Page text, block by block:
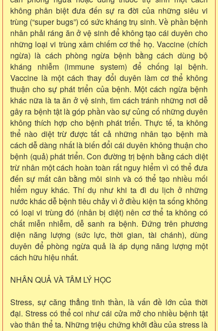
không phân biệt đưa đến sự ra đời của những siêu vi
trùng (“super bugs”) có sức kháng trụ sinh. Về phần bệnh
nhân phải ráng ăn ở vệ sinh để không tạo cái duyên cho
những loại vi trùng xâm chiếm cơ thể họ. Vaccine (chích
ngừa) là cách phòng ngừa bệnh bằng cách dùng bộ
kháng nhiễm (immune system) để chống lại bệnh.
Vaccine là một cách thay đổi duyên làm cơ thể không
thuận cho sự phát triển của bệnh. Một cách ngừa bệnh
khác nữa là ta ăn ở vệ sinh, tìm cách tránh những nơi dễ
gây ra bệnh tật là góp phần vào sự củng cố những duyên
không thích hợp cho bệnh phát triển. Thực tế, ta không
thể nào diệt trừ được tất cả những nhân tạo bệnh mà
cách dễ dàng nhất là biến đổi cái duyên không thuận cho
bệnh (quả) phát triển. Con đường trị bệnh bằng cách diệt
trừ nhân một cách hoàn toàn rất nguy hiểm vì có thể đưa
đến sự mất cân bằng môi sinh và có thể tạo nhiều mối
hiểm nguy khác. Thí dụ như khi ta đi du lịch ở những
nước khác dễ bệnh tiêu chảy vì ở điều kiện ta sống không
có loại vi trùng đó (nhân bị diệt) nên cơ thể ta không có
chất miễn nhiễm, dễ sanh ra bệnh. Đứng trên phương
diện năng lượng (sức lực, thời gian, tài chánh), dùng
duyên để phòng ngừa quả là áp dụng năng lượng một
cách hữu hiệu nhất.
NHÂN QUẢ VÀ TÂM LÝ HỌC
Stress, sự căng thẳng tinh thần, là vấn đề lớn của thời
đại. Stress có thể coi như cái cửa mở cho nhiều bệnh tật
vào thân thể ta. Những triệu chứng khởi đầu của stress là